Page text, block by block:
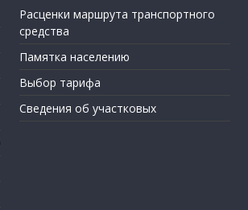
Расценки маршрута транспортного
средства
Памятка населению
Выбор тарифа
Сведения об участковых